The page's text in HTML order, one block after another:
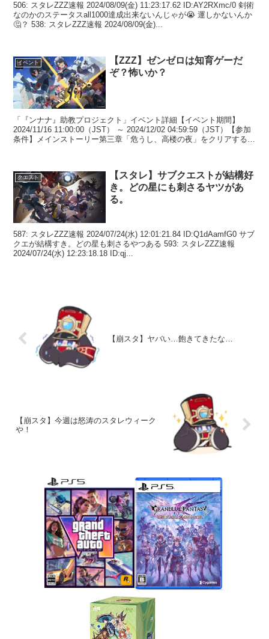
506: スタレZZZ速報 2024/08/09(金) 11:23:17.62 ID:AY2RXmc/0 剣術
なのかのステータスall1000達成出来ないんじゃが😭 運しかないんか
🤔？ 538: スタレZZZ速報 2024/08/09(金)...
イベント
【ZZZ】ゼンゼロは知育ゲーだ
ぞ？怖いか？
「『ンナナ』助教プロジェクト」イベント詳細【イベント期間】
2024/11/16 11:00:00（JST） ～ 2024/12/02 04:59:59（JST）【参加
条件】メインストーリー第三章「危うし、高楼の夜」をクリアすると
クエスト
【スタレ】サブクエストが結構好
き。どの星にも刺さるヤツがあ
る。
587: スタレZZZ速報 2024/07/24(水) 12:01:21.84 ID:Q1dAamfG0 サブ
クエが結構すき。どの星も刺さるやつある 593: スタレZZZ速報
2024/07/24(水) 12:23:18.18 ID:qj...
【崩スタ】ヤバい…飽きてきたな…
【崩スタ】今週は怒涛のスタレウィーク
や！